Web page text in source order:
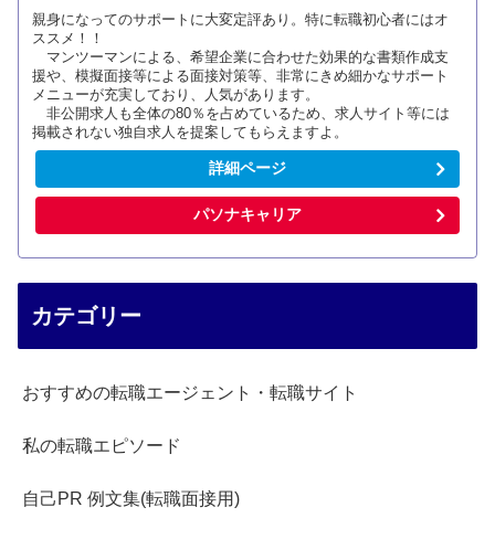
親身になってのサポートに大変定評あり。特に転職初心者にはオ
ススメ！！
マンツーマンによる、希望企業に合わせた効果的な書類作成支
援や、模擬面接等による面接対策等、非常にきめ細かなサポート
メニューが充実しており、人気があります。
非公開求人も全体の80％を占めているため、求人サイト等には
掲載されない独自求人を提案してもらえますよ。
詳細ページ
パソナキャリア
カテゴリー
おすすめの転職エージェント・転職サイト
私の転職エピソード
自己PR 例文集(転職面接用)